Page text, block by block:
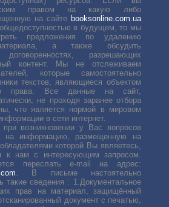
правом на какую либо
на сайте booksonline.com.ua
в будущем, то мы
предложения по удалению
а также обсудить
разрешающих
контент. Мы не отслеживаем
которые самостоятельно
текстов, являющиеся объектом
права. Все данные на сайт,
не проходя заранее отбора
что является нормой в мировом
в сети интернет.
возникновении у Вас вопросов
на информацию, размещенную на
которой Вы являетесь,
к нам с интересующим запросом.
переслать е-mail на адрес:
. В письме настоятельно
такие сведения : 1.Документальное
прав на материал, защищённый
документ с печатью,